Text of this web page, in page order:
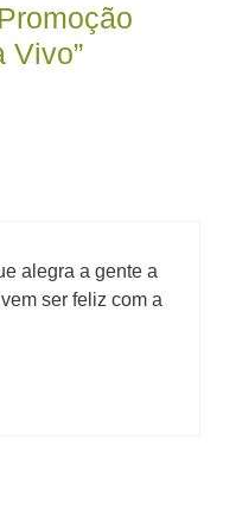
Vivo”
alegra a gente a
ser feliz com a